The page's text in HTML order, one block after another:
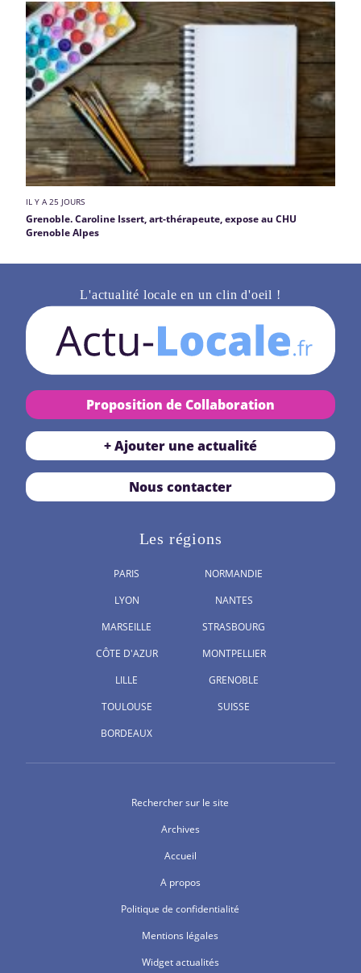
IL Y A 25 JOURS
Grenoble. Caroline Issert, art-thérapeute, expose au CHU
Grenoble Alpes
L'actualité locale en un clin d'oeil !
Proposition de Collaboration
+ Ajouter une actualité
Nous contacter
Les régions
PARIS
LYON
MARSEILLE
CÔTE D'AZUR
LILLE
TOULOUSE
BORDEAUX
NORMANDIE
NANTES
STRASBOURG
MONTPELLIER
GRENOBLE
SUISSE
Rechercher sur le site
Archives
Accueil
A propos
Politique de confidentialité
Mentions légales
Widget actualités